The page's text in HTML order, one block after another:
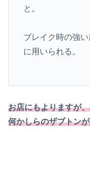
と。
ブレイク時の強
に用いられる。
お店にもよりますが
何かしらのザブトン